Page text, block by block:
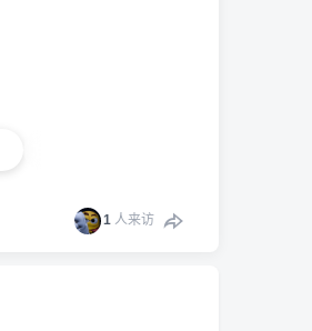
1 人来访